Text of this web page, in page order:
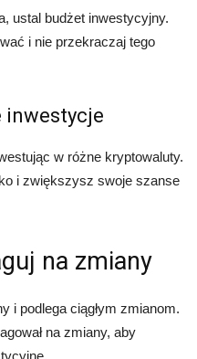
ustal budżet inwestycyjny.
i nie przekraczaj tego
inwestycje
w różne kryptowaluty.
i zwiększysz swoje szanse
na zmiany
i podlega ciągłym zmianom.
na zmiany, aby